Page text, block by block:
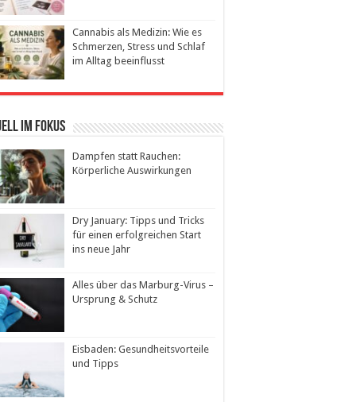
Cannabis als Medizin: Wie es
Schmerzen, Stress und Schlaf
im Alltag beeinflusst
im Fokus
Dampfen statt Rauchen:
Körperliche Auswirkungen
Dry January: Tipps und Tricks
für einen erfolgreichen Start
ins neue Jahr
Alles über das Marburg-Virus –
Ursprung & Schutz
Eisbaden: Gesundheitsvorteile
und Tipps